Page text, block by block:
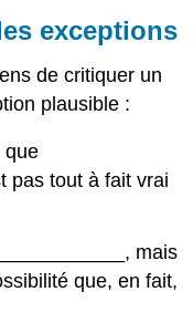
exceptions
de critiquer un
plausible :
que
pas tout à fait vrai
mais
que, en fait,